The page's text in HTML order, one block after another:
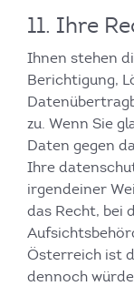
11. Ihre
Ihnen stehen
Berichtigung,
zu. Wenn Sie
Daten gegen
Ihre
irgendeiner
das Recht, bei
Österreich ist
dennoch